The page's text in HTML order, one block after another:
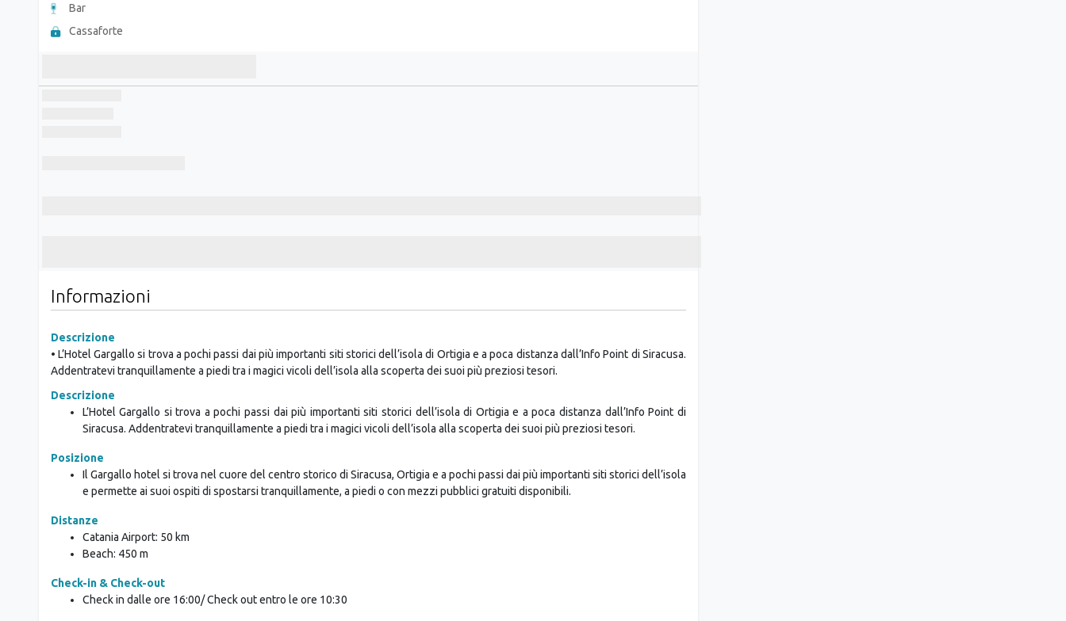
Bar
Cassaforte
Informazioni
Descrizione
• L’Hotel Gargallo si trova a pochi passi dai più importanti siti storici dell’isola di Ortigia e a poca distanza dall’Info Point di Siracusa.
Addentratevi tranquillamente a piedi tra i magici vicoli dell’isola alla scoperta dei suoi più preziosi tesori.
Descrizione
L’Hotel Gargallo si trova a pochi passi dai più importanti siti storici dell’isola di Ortigia e a poca distanza dall’Info Point di
Siracusa. Addentratevi tranquillamente a piedi tra i magici vicoli dell’isola alla scoperta dei suoi più preziosi tesori.
Posizione
Il Gargallo hotel si trova nel cuore del centro storico di Siracusa, Ortigia e a pochi passi dai più importanti siti storici dell’isola
e permette ai suoi ospiti di spostarsi tranquillamente, a piedi o con mezzi pubblici gratuiti disponibili.
Distanze
Catania Airport: 50 km
Beach: 450 m
Check-in & Check-out
Check in dalle ore 16:00/ Check out entro le ore 10:30